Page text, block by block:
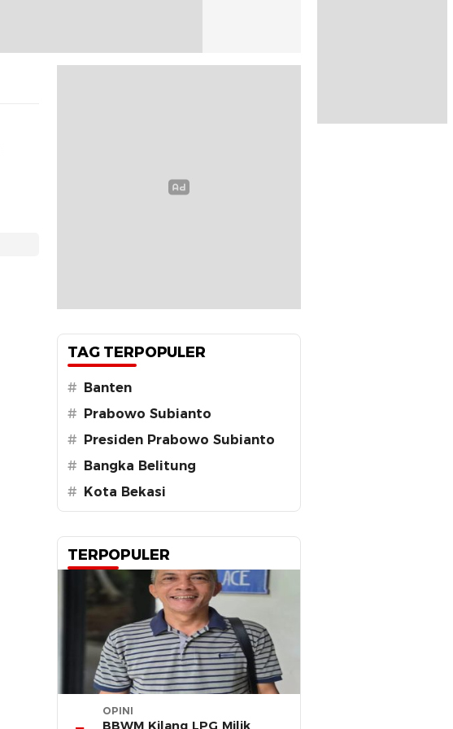
TAG TERPOPULER
# Banten
# Prabowo Subianto
# Presiden Prabowo Subianto
# Bangka Belitung
# Kota Bekasi
TERPOPULER
OPINI
BBWM Kilang LPG Milik